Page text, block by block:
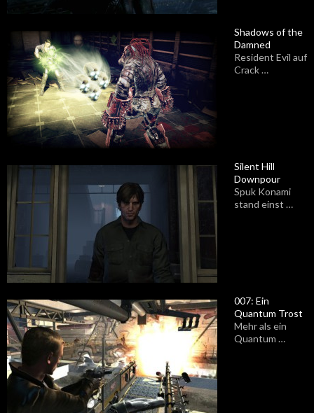
Shadows of the
Damned
Resident Evil auf
Crack …
Silent Hill
Downpour
Spuk Konami
stand einst …
007: Ein
Quantum Trost
Mehr als ein
Quantum …